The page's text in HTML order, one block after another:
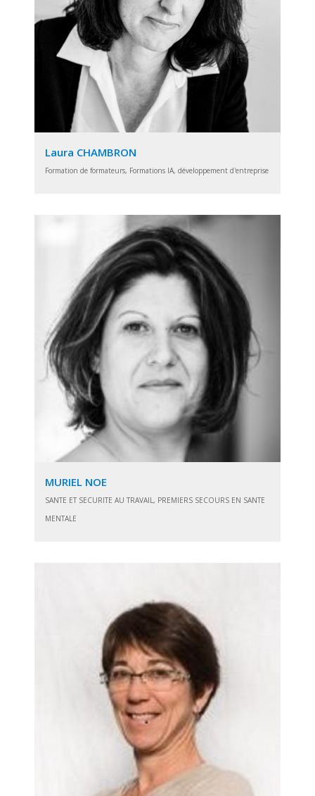
Laura CHAMBRON
Formation de formateurs, Formations IA, développement d'entreprise
MURIEL NOE
SANTE ET SECURITE AU TRAVAIL, PREMIERS SECOURS EN SANTE
MENTALE